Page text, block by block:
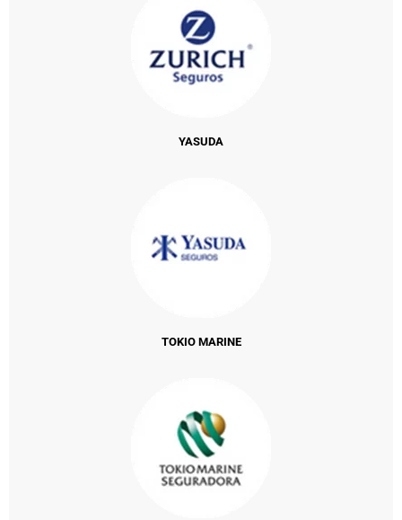
YASUDA
TOKIO MARINE